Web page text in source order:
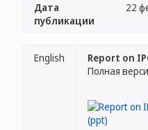
Дата
публикации
22
English
Report on
Полная